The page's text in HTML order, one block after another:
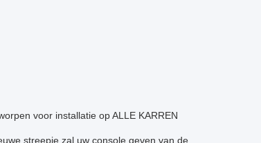
voor installatie op ALLE KARREN
streepje zal uw console geven van de